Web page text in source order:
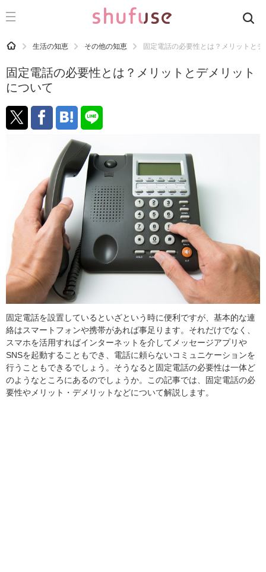
CATEGORY 記事カテゴリ
運気
洗濯
生活の知恵
マナー
趣味
食材辞典
おすすめ
HOME 生活の知恵 その他の知恵 固定電話の必要性とは？メリットと
固定電話の必要性とは？メリットとデメリット
について
固定電話を設置しているといざという時に便利ですが、基本的な連
絡はスマートフォンや携帯があれば事足ります。それだけでなく、
スマホを活用すればインターネットを介してメッセージアプリや
SNSを起動することもでき、電話に頼らないコミュニケーションを
行うこともできるでしょう。そうなると固定電話の必要性は一体ど
のようなところにあるのでしょうか。この記事では、固定電話の必
要性やメリット・デメリットなどについて解説します。